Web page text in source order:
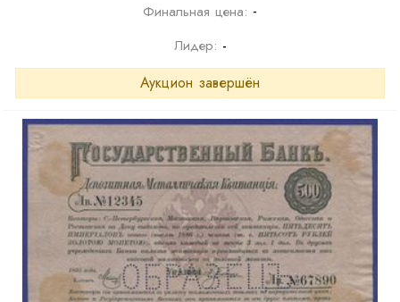
Финальная цена: -
Лидер: -
Аукцион завершён